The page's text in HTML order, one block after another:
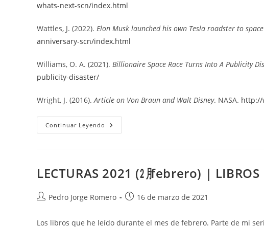
whats-next-scn/index.html
Wattles, J. (2022). Elon Musk launched his own Tesla roadster to
anniversary-scn/index.html
Williams, O. A. (2021). Billionaire Space Race Turns Into A Publicity
publicity-disaster/
Wright, J. (2016).Article on Von Braun and Walt Disney. NASA. http://
Continuar Leyendo Milmillonarios
En
LECTURAS 2021 (㋁ febrero) | LIBROS
Autor
la
Pedro Jorge Romero
Publicación
16 de marzo de 2021
Los libros que he leído durante el mes de febrero. Parte de mi